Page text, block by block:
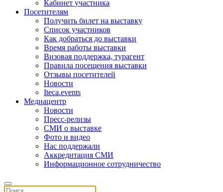
Кабинет участника
Посетителям
Получить билет на выставку
Список участников
Как добраться до выставки
Время работы выставки
Визовая поддержка, турагент
Правила посещения выставки
Отзывы посетителей
Новости
Iteca.events
Медиацентр
Новости
Пресс-релизы
СМИ о выставке
Фото и видео
Нас поддержали
Аккредитация СМИ
Информационное сотрудничество